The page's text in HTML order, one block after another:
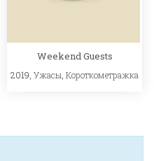
Weekend Guests
2019,Ужасы ,Короткометражка